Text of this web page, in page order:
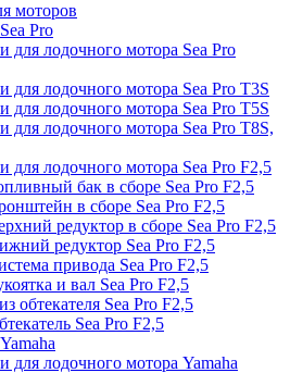
моторов
Pro
для лодочного мотора Sea Pro
для лодочного мотора Sea Pro Т3S
для лодочного мотора Sea Pro Т5S
для лодочного мотора Sea Pro Т8S,
для лодочного мотора Sea Pro F2,5
бак в сборе Sea Pro F2,5
в сборе Sea Pro F2,5
редуктор в сборе Sea Pro F2,5
редуктор Sea Pro F2,5
привода Sea Pro F2,5
и вал Sea Pro F2,5
обтекателя Sea Pro F2,5
Sea Pro F2,5
для лодочного мотора Yamaha